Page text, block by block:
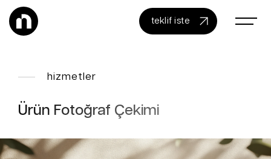
teklif iste
hizmetler
Ürün Fotoğraf Çekimi